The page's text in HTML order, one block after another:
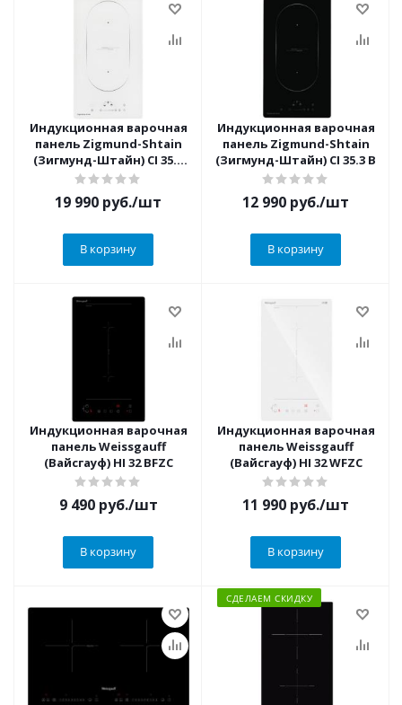
Индукционная варочная
панель Zigmund-Shtain
(Зигмунд-Штайн) CI 35.3
W
19 990 руб./шт
В корзину
Индукционная варочная
панель Zigmund-Shtain
(Зигмунд-Штайн) CI 35.3 B
12 990 руб./шт
В корзину
Индукционная варочная
панель Weissgauff
(Вайсгауф) HI 32 BFZC
9 490руб./шт
В корзину
Индукционная варочная
панель Weissgauff
(Вайсгауф) HI 32 WFZC
11 990 руб./шт
В корзину
СДЕЛАЕМ СКИДКУ